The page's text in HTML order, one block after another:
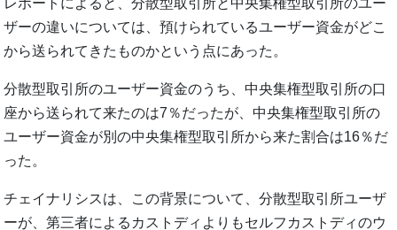
ザーの違いについては、預けられているユーザー資金がどこ
から送られてきたものかという点にあった。
分散型取引所のユーザー資金のうち、中央集権型取引所の口
座から送られて来たのは7％だったが、中央集権型取引所の
ユーザー資金が別の中央集権型取引所から来た割合は16％だ
った。
チェイナリシスは、この背景について、分散型取引所ユーザ
ーが、第三者によるカストディよりもセルフカストディのウ